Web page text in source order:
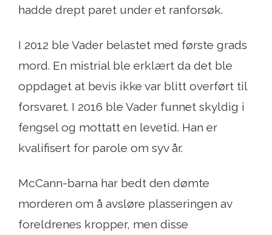
hadde drept paret under et ranforsøk.
I 2012 ble Vader belastet med første grads
mord. En mistrial ble erklært da det ble
oppdaget at bevis ikke var blitt overført til
forsvaret. I 2016 ble Vader funnet skyldig i
fengsel og mottatt en levetid. Han er
kvalifisert for parole om syv år.
McCann-barna har bedt den dømte
morderen om å avsløre plasseringen av
foreldrenes kropper, men disse